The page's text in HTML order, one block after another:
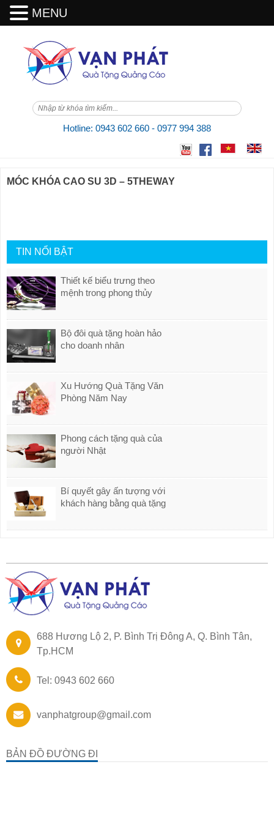
content
Hotline: 0943 602 660 - 0977 994 388
MÓC KHÓA CAO SU 3D – 5THEWAY
TIN NỔI BẬT
Thiết kế biểu trưng theo
mệnh trong phong thủy
Bộ đôi quà tặng hoàn hảo
cho doanh nhân
Xu Hướng Quà Tặng Văn
Phòng Năm Nay
Phong cách tặng quà của
người Nhật
Bí quyết gây ấn tượng với
khách hàng bằng quà tặng
688 Hương Lộ 2, P. Bình Trị Đông A, Q. Bình Tân,
Tp.HCM
Tel: 0943 602 660
vanphatgroup@gmail.com
BẢN ĐỒ ĐƯỜNG ĐI
MENU